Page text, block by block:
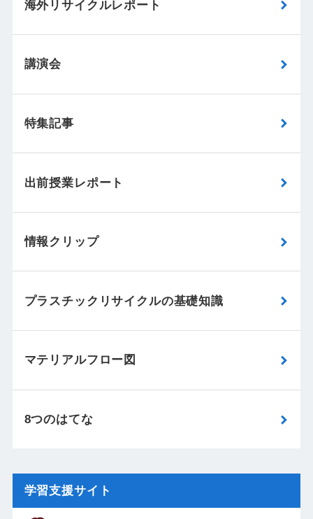
海外リサイクルレポート
講演会
特集記事
出前授業レポート
情報クリップ
プラスチックリサイクルの基礎知識
マテリアルフロー図
8つのはてな
学習支援サイト